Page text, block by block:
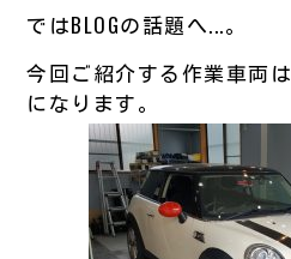
ではBLOGの話題へ...。
今回ご紹介する作業車両は
になります。